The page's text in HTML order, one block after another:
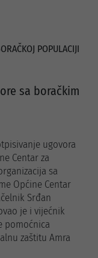
POPULACIJI
sa boračkim
ugovora
Centar za
sa
Općine Centar
Srđan
je i vijećnik
pomoćnica
zaštitu Amra